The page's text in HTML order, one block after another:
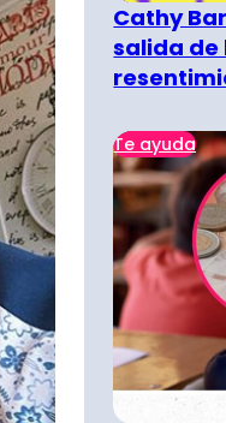
Cathy
salida de
Te ayuda